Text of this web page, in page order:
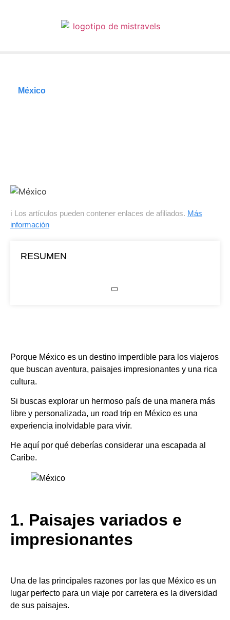
México
ℹ Los artículos pueden contener enlaces de afiliados. Más
información
RESUMEN
Porque México es un destino imperdible para los viajeros
que buscan aventura, paisajes impresionantes y una rica
cultura.
Si buscas explorar un hermoso país de una manera más
libre y personalizada, un road trip en México es una
experiencia inolvidable para vivir.
He aquí por qué deberías considerar una escapada al
Caribe.
1. Paisajes variados e
impresionantes
Una de las principales razones por las que México es un
lugar perfecto para un viaje por carretera es la diversidad
de sus paisajes.